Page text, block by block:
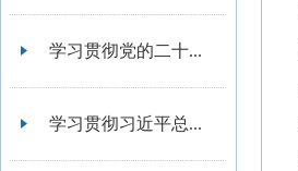
学习贯彻党的二十...
学习贯彻习近平总...